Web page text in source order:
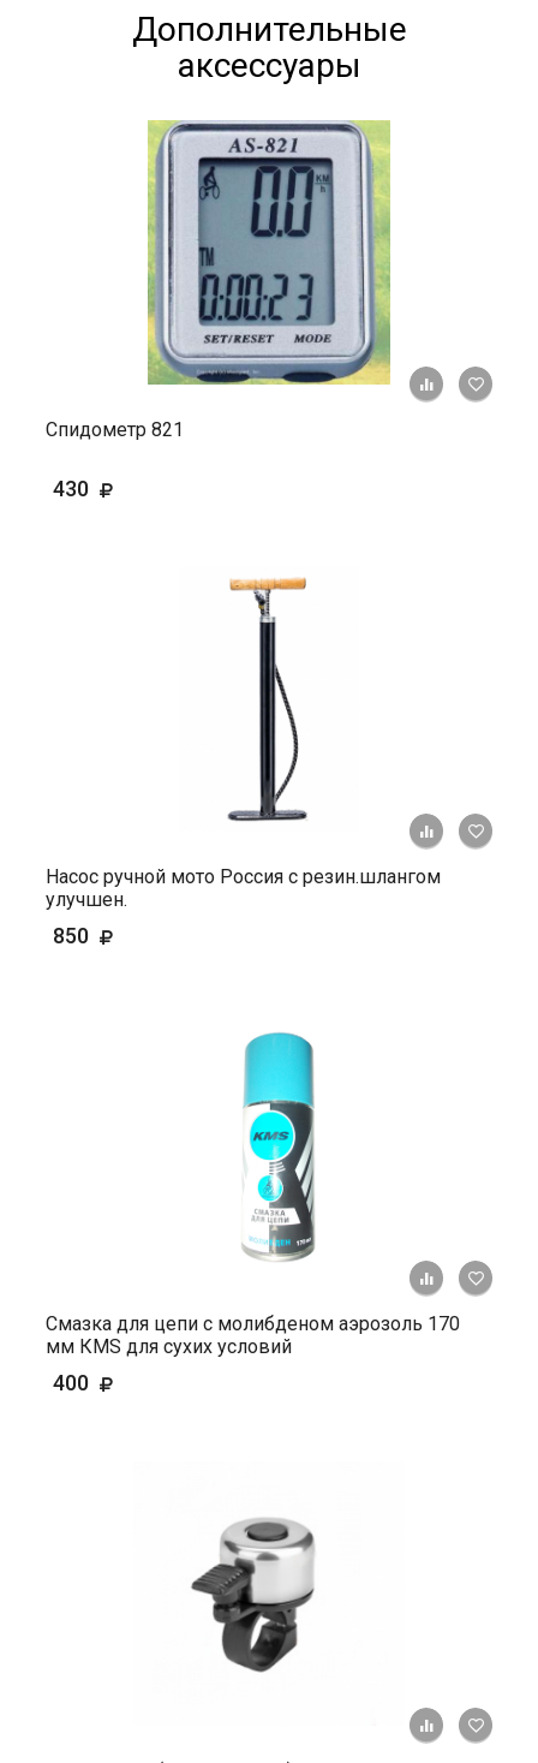
Дополнительные
аксессуары
+ К
Спидометр 821
430
+ К
Насос ручной мото Россия с резин.шлангом
улучшен.
850
+ К
Смазка для цепи с молибденом аэрозоль 170
мм КМS для сухих условий
400
+ К